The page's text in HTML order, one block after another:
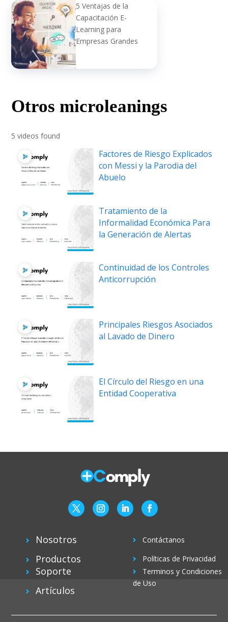
5 Ventajas de la
Capacitación E-
Learning para
Empresas Grandes
Otros microleanings
5 videos found
Factores de Riesgo Explicados
con Messi y la Parodia del
Abuelo
Tratamiento de la
Informalidad Económica Para
la Generación de Alertas
Continuidad de los Controles
Anticorrupción
Principales Riesgos Asociados
al Lavado de Dinero
El Círculo del Riesgo en una
Entidad Cooperativa
Nosotros
Productos
Soporte
Artículos
Contáctanos
Políticas de Privacidad
Terminos y Condiciones
de Uso